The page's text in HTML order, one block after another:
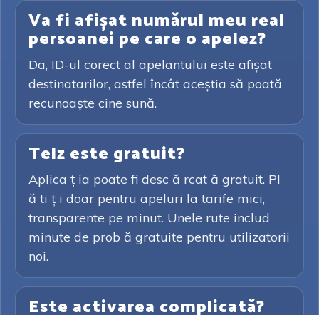
Va fi afișat numărul meu real
persoanei pe care o apelez?
Da, ID-ul corect al apelantului este afișat
destinatarilor, astfel încât aceștia să poată
recunoaște cine sună.
Telz este gratuit?
Aplica ț ia poate fi desc ă rcat ă gratuit. Pl
ă ti ț i doar pentru apeluri la tarife mici,
transparente pe minut. Unele rute includ
minute de prob ă gratuite pentru utilizatorii
noi.
Este activarea complicată?